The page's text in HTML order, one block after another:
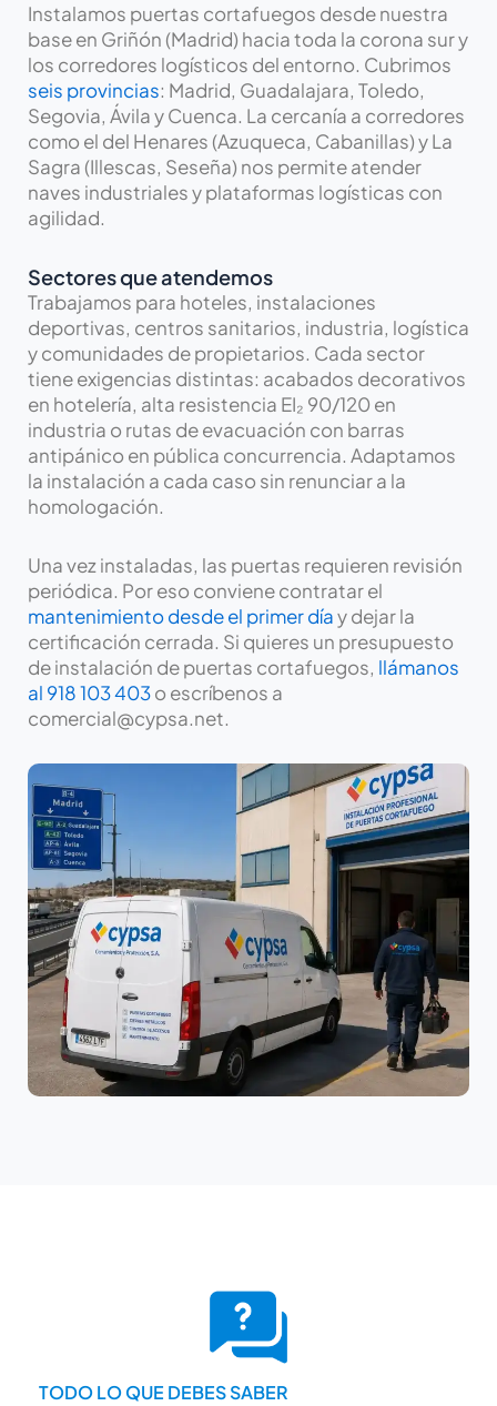
Instalamos puertas cortafuegos desde nuestra
base en Griñón (Madrid) hacia toda la corona sur y
los corredores logísticos del entorno. Cubrimos
seis provincias: Madrid, Guadalajara, Toledo,
Segovia, Ávila y Cuenca. La cercanía a corredores
como el del Henares (Azuqueca, Cabanillas) y La
Sagra (Illescas, Seseña) nos permite atender
naves industriales y plataformas logísticas con
agilidad.
Sectores que atendemos
Trabajamos para hoteles, instalaciones
deportivas, centros sanitarios, industria, logística
y comunidades de propietarios. Cada sector
tiene exigencias distintas: acabados decorativos
en hotelería, alta resistencia EI₂ 90/120 en
industria o rutas de evacuación con barras
antipánico en pública concurrencia. Adaptamos
la instalación a cada caso sin renunciar a la
homologación.
Una vez instaladas, las puertas requieren revisión
periódica. Por eso conviene contratar el
mantenimiento desde el primer díay dejar la
certificación cerrada. Si quieres un presupuesto
de instalación de puertas cortafuegos, llámanos
al 918 103 403o escríbenos a
comercial@cypsa.net.
TODO LO QUE DEBES SABER